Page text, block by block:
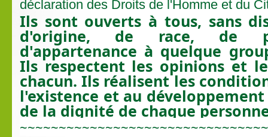
déclaration des Droits de l'Homme et du
Ils sont ouverts à tous, sans
d'origine, de race, de
d'appartenance à quelque
Ils respectent les opinions et
chacun. Ils réalisent les
l'existence et au
de la dignité de chaque